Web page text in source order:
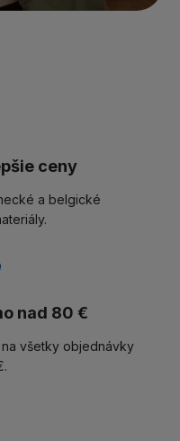
ceny
a belgické
nad 80 €
všetky objednávky